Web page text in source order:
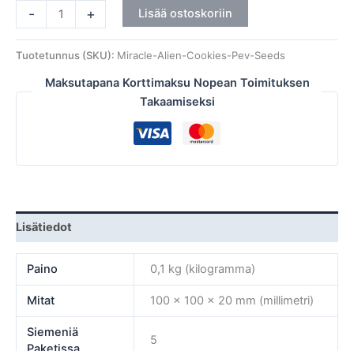
- + Lisää ostoskoriin
Tuotetunnus (SKU): Miracle-Alien-Cookies-Pev-Seeds
Maksutapana Korttimaksu Nopean Toimituksen
Takaamiseksi
Lisätiedot
Paino 0,1 kg (kilogramma)
Mitat 100 × 100 × 20 mm (millimetri)
Siemeniä
5